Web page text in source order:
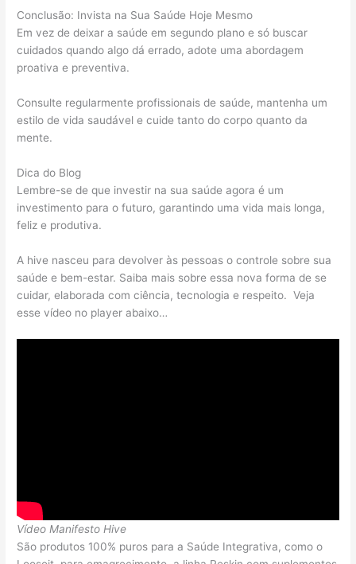
Conclusão: Invista na Sua Saúde Hoje Mesmo
Em vez de deixar a saúde em segundo plano e só buscar
cuidados quando algo dá errado, adote uma abordagem
proativa e preventiva.
Consulte regularmente profissionais de saúde, mantenha um
estilo de vida saudável e cuide tanto do corpo quanto da
mente.
Dica do Blog
Lembre-se de que investir na sua saúde agora é um
investimento para o futuro, garantindo uma vida mais longa,
feliz e produtiva.
A hive nasceu para devolver às pessoas o controle sobre sua
saúde e bem-estar. Saiba mais sobre essa nova forma de se
cuidar, elaborada com ciência, tecnologia e respeito. Veja
esse vídeo no player abaixo…
Vídeo Manifesto Hive
São produtos 100% puros para a Saúde Integrativa, como o